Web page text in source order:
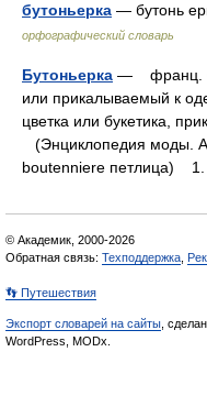
бутоньерка — бутонь
орфографический словарь
Бутоньерка — франц.
или прикалываемый к
цветка или букетика,
(Энциклопедия моды.
boutenniere петлица)
© Академик, 2000-2026
Обратная связь: Техподдержка
👣 Путешествия
Экспорт словарей на сайты ,
WordPress, MODx.